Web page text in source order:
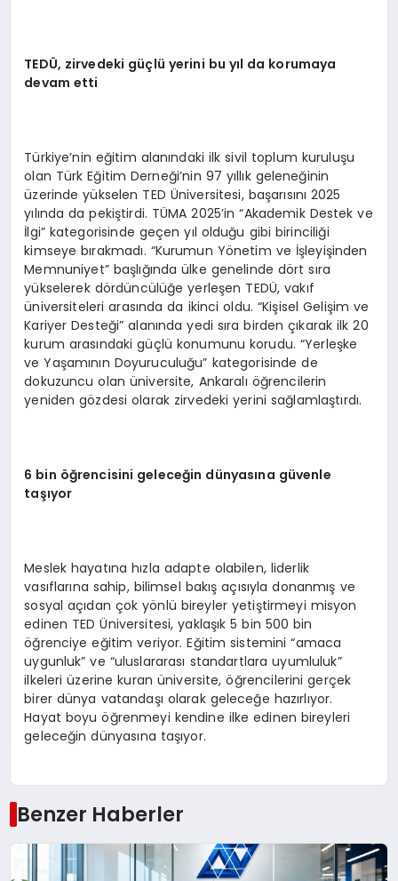
TEDÜ, zirvedeki güçlü yerini bu yıl da korumaya
devam etti
Türkiye’nin eğitim alanındaki ilk sivil toplum kuruluşu
olan Türk Eğitim Derneği’nin 97 yıllık geleneğinin
üzerinde yükselen TED Üniversitesi, başarısını 2025
yılında da pekiştirdi. TÜMA 2025’in “Akademik Destek ve
İlgi” kategorisinde geçen yıl olduğu gibi birinciliği
kimseye bırakmadı. “Kurumun Yönetim ve İşleyişinden
Memnuniyet” başlığında ülke genelinde dört sıra
yükselerek dördüncülüğe yerleşen TEDÜ, vakıf
üniversiteleri arasında da ikinci oldu. “Kişisel Gelişim ve
Kariyer Desteği” alanında yedi sıra birden çıkarak ilk 20
kurum arasındaki güçlü konumunu korudu. “Yerleşke
ve Yaşamının Doyuruculuğu” kategorisinde de
dokuzuncu olan üniversite, Ankaralı öğrencilerin
yeniden gözdesi olarak zirvedeki yerini sağlamlaştırdı.
6 bin öğrencisini geleceğin dünyasına güvenle
taşıyor
Meslek hayatına hızla adapte olabilen, liderlik
vasıflarına sahip, bilimsel bakış açısıyla donanmış ve
sosyal açıdan çok yönlü bireyler yetiştirmeyi misyon
edinen TED Üniversitesi, yaklaşık 5 bin 500 bin
öğrenciye eğitim veriyor. Eğitim sistemini “amaca
uygunluk” ve “uluslararası standartlara uyumluluk”
ilkeleri üzerine kuran üniversite, öğrencilerini gerçek
birer dünya vatandaşı olarak geleceğe hazırlıyor.
Hayat boyu öğrenmeyi kendine ilke edinen bireyleri
geleceğin dünyasına taşıyor.
Benzer Haberler